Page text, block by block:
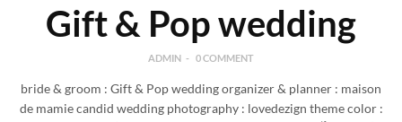
Gift & Pop wedding
ADMIN 0 COMMENT
bride & groom : Gift & Pop wedding organizer & planner : maison
de mamie candid wedding photography : lovedezign theme color :